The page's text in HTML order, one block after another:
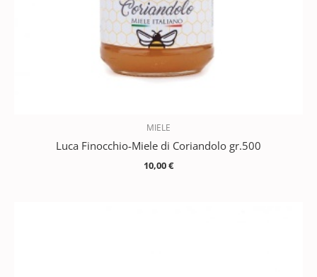
MIELE
Luca Finocchio-Miele di Coriandolo gr.500
10,00€